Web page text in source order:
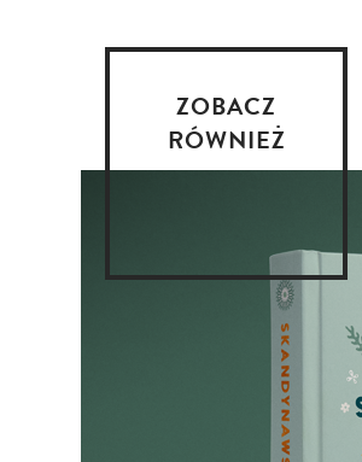
ZOBACZ
RÓWNIEŻ